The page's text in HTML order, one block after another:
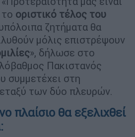
οριστικό τέλος του
ζητήματα θα
μόλις επιστρέψουν
», δήλωσε στο
Πακιστανός
συμμετέχει στη
των δύο πλευρών.
πλαίσιο θα εξελιχθεί